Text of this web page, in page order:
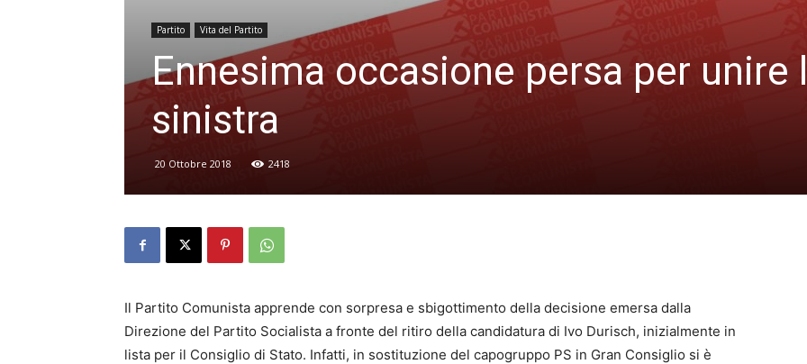
Partito Vita del Partito
Ennesima occasione persa per unire
sinistra
20 Ottobre 2018 2418
Il Partito Comunista apprende con sorpresa e sbigottimento della decisione emersa dalla
Direzione del Partito Socialista a fronte del ritiro della candidatura di Ivo Durisch, inizialmente in
lista per il Consiglio di Stato. Infatti, in sostituzione del capogruppo PS in Gran Consiglio si è